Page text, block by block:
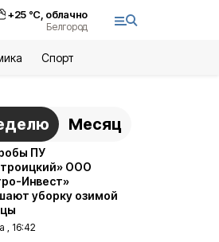
+25°С, облачно
Белгород
Спорт
Месяц
ПУ
ООО
Инвест»
уборку озимой
, 16:42